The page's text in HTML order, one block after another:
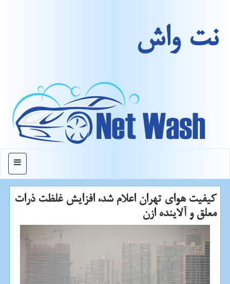
نت واش
منو
كیفیت هوای تهران اعلام شد، افزایش غلظت ذرات
معلق و آلاینده ازن